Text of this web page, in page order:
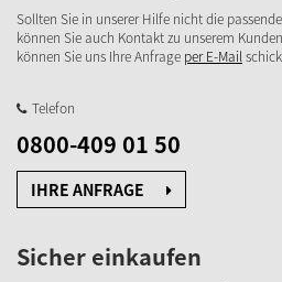
Sollten Sie in unserer Hilfe nicht die
können Sie auch Kontakt zu unserem
können Sie uns Ihre Anfrage per E-Mail
Telefon
0800-409 01 50
IHRE ANFRAGE
Sicher einkaufen